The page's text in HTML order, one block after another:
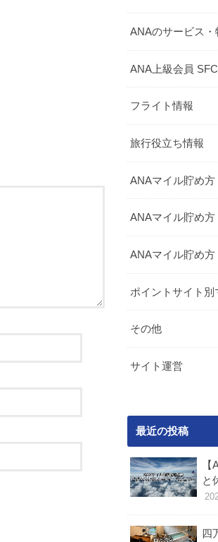
ANAのサービス・
ANA上級会員
フライト情報
旅行役立ち情報
ANAマイル貯め方
ANAマイル貯め方
ANAマイル貯め方
ポイントサイト別
その他
サイト運営
最近の投稿
と
四